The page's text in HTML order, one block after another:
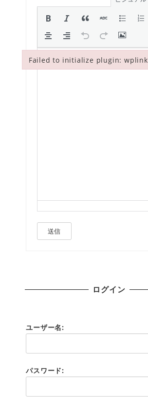
送信
ログイン
ユーザー名:
パスワード:
Failed to initialize plugin: wplink
Failed to initialize plugin: wplink